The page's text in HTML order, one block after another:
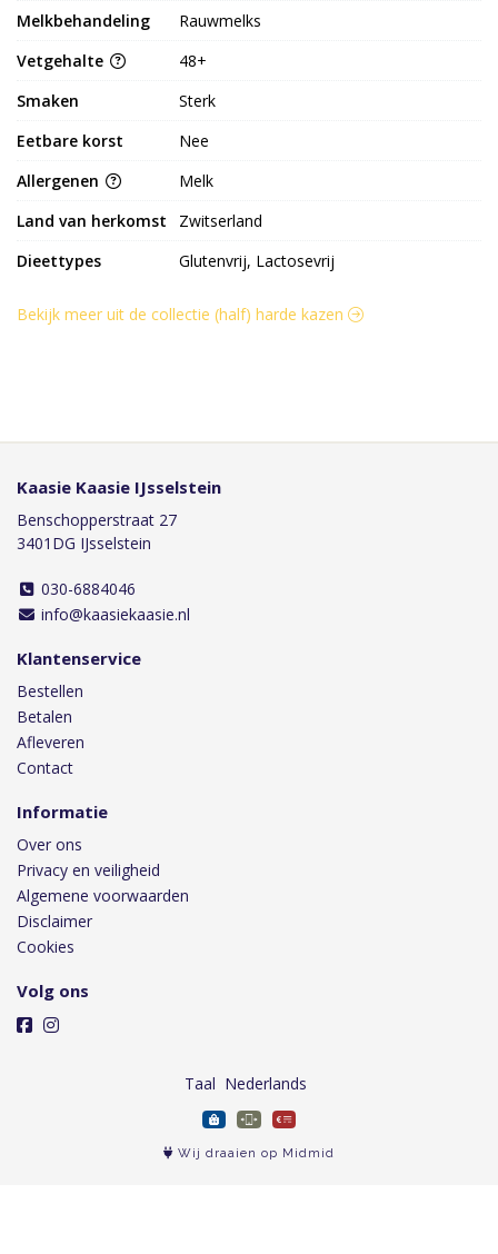
Melkbehandeling
Rauwmelks
Vetgehalte
48+
Smaken
Sterk
Eetbare korst
Nee
Allergenen
Melk
Land van herkomst
Zwitserland
Dieettypes
Glutenvrij, Lactosevrij
Bekijk meer uit de collectie (half) harde kazen
Kaasie Kaasie IJsselstein
Benschopperstraat 27
3401DG IJsselstein
030-6884046
info@kaasiekaasie.nl
Klantenservice
Bestellen
Betalen
Afleveren
Contact
Informatie
Over ons
Privacy en veiligheid
Algemene voorwaarden
Disclaimer
Cookies
Volg ons
Taal
Wij draaien op Midmid